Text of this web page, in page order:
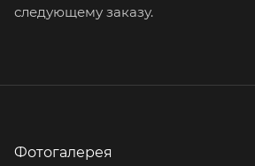
следующему заказу.
Фотогалерея